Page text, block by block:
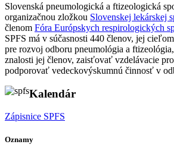
Slovenská pneumologická a ftizeologická
organizačnou zložkou Slovenskej lekárskej
členom Fóra Európskych respirologických
SPFS má v súčasnosti 440 členov, jej
pre rozvoj odboru pneumológia a
znalosti jej členov, zaisťovať vzdelávacie
podporovať vedeckovýskumnú činnosť v
Kalendár
Zápisnice SPFS
Oznamy